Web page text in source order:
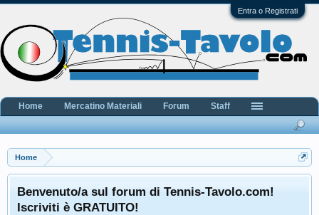
Entra o Registrati
Home
Benvenuto/a sul forum di Tennis-Tavolo.com!
Iscriviti è GRATUITO!
Home Mercatino Materiali Forum Staff